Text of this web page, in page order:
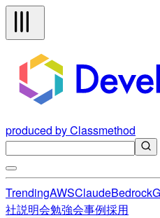
produced by Classmethod
TrendingAWSClaudeBedrock
社説明会勉強会事例採用